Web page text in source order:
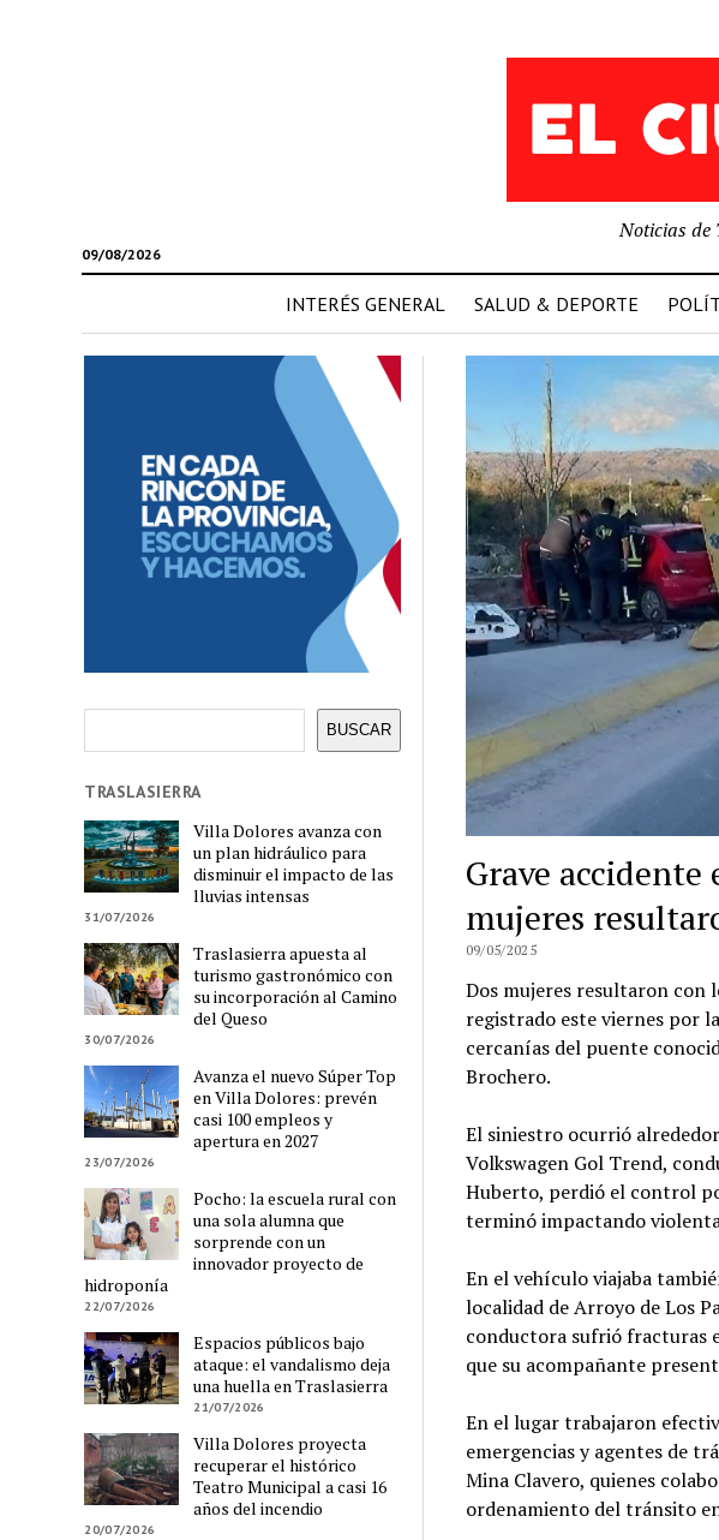
09/08/2026
Noticias de
INTERÉS GENERAL SALUD & DEPORTE
BUSCAR
TRASLASIERRA
Villa Dolores avanza con
un plan hidráulico para
disminuir el impacto de las
lluvias intensas
31/07/2026
Traslasierra apuesta al
turismo gastronómico con
su incorporación al Camino
del Queso
30/07/2026
Avanza el nuevo Súper Top
en Villa Dolores: prevén
casi 100 empleos y
apertura en 2027
23/07/2026
Pocho: la escuela rural con
una sola alumna que
sorprende con un
innovador proyecto de
hidroponía
22/07/2026
Espacios públicos bajo
ataque: el vandalismo deja
una huella en Traslasierra
21/07/2026
Villa Dolores proyecta
recuperar el histórico
Teatro Municipal a casi 16
años del incendio
20/07/2026
Grave accidente
mujeres
09/05/2025
Dos mujeres resultaron con
registrado este viernes por
cercanías del puente
Brochero.
El siniestro ocurrió
Volkswagen Gol Trend,
Huberto, perdió el control
terminó impactando
En el vehículo viajaba
localidad de Arroyo de Los
conductora sufrió fracturas
que su acompañante
En el lugar trabajaron
emergencias y agentes de
Mina Clavero, quienes
ordenamiento del tránsito